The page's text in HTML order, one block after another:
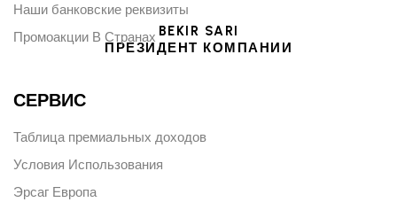
BEKIR SARI
ПРЕЗИДЕНТ КОМПАНИИ
Наши банковские реквизиты
Промоакции В Странах
СЕРВИС
Таблица премиальных доходов
Условия Использования
Эрсаг Европа